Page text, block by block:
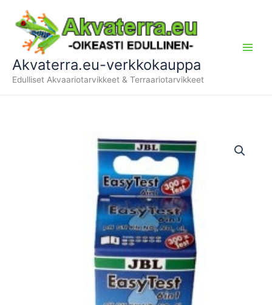
sisältöön
Akvaterra.eu-verkkokauppa
Edulliset Akvaariotarvikkeet & Terraariotarvikkeet